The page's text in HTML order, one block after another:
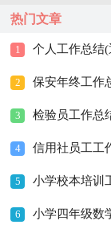
热门文章
1 个人工作总结
2 保安年终工作
3 检验员工作总
4 信用社员工工
5 小学校本培训
6 小学四年级数